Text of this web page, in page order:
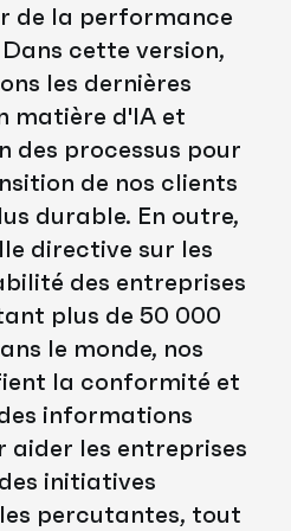
de la performance
cette version,
les dernières
matière d'IA et
des processus pour
de nos clients
durable. En outre,
directive sur les
des entreprises
plus de 50 000
le monde, nos
la conformité et
informations
aider les entreprises
initiatives
percutantes, tout